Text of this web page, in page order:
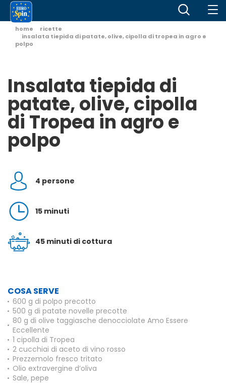
home
ricette
insalata tiepida di patate, olive, cipolla di tropea in agro e
polpo
Insalata tiepida di
patate, olive, cipolla
di Tropea in agro e
polpo
4 persone
15 minuti
45 minuti di cottura
COSA SERVE
600 g di polpo precotto
500 g di patate novelle precotte
80 g di olive taggiasche denocciolate Amo Essere
Eccellente
1 cipolla di Tropea
2 cucchiai di aceto di vino rosso
Prezzemolo fresco tritato
Olio extravergine d’oliva
Sale, pepe